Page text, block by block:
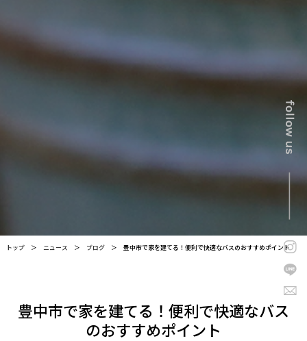
トップ＞ ニュース ＞ ブログ＞ 豊中市で家を建てる！便利で快適なバスのおすすめポイント
豊中市で家を建てる！便利で快適なバス
のおすすめポイント